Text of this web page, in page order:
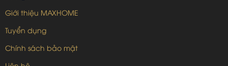
Giới thiệu MAXHOME
Tuyển dụng
Chính sách bảo mật